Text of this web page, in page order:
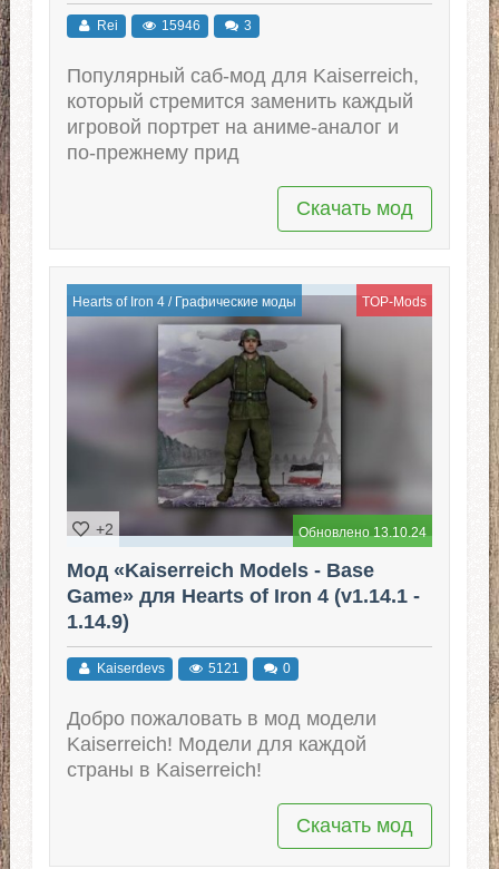
Rei 15946 3
Популярный саб-мод для Kaiserreich,
который стремится заменить каждый
игровой портрет на аниме-аналог и
по-прежнему прид
Скачать мод
Hearts of Iron 4/ Графические моды TOP-Mods
Обновлено 13.10.24
+2
Мод «Kaiserreich Models - Base
Game» для Hearts of Iron 4 (v1.14.1 -
1.14.9)
Kaiserdevs 5121 0
Добро пожаловать в мод модели
Kaiserreich! Модели для каждой
страны в Kaiserreich!
Скачать мод